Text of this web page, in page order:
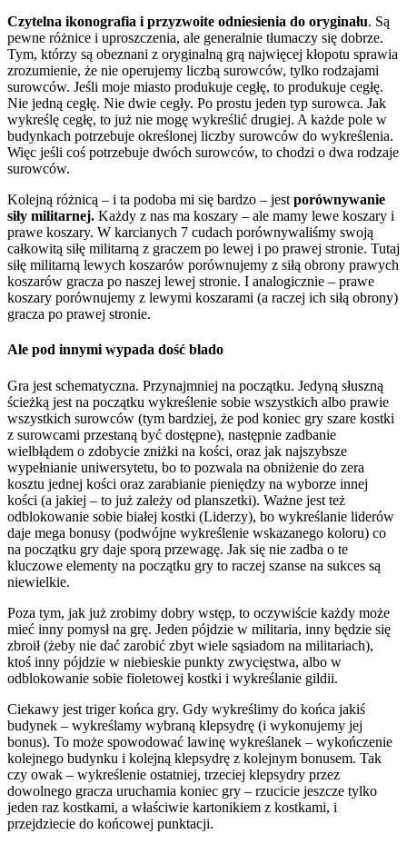
Czytelna ikonografia i przyzwoite odniesienia do oryginału. Są
pewne różnice i uproszczenia, ale generalnie tłumaczy się dobrze.
Tym, którzy są obeznani z oryginalną grą najwięcej kłopotu sprawia
zrozumienie, że nie operujemy liczbą surowców, tylko rodzajami
surowców. Jeśli moje miasto produkuje cegłę, to produkuje cegłę.
Nie jedną cegłę. Nie dwie cegły. Po prostu jeden typ surowca. Jak
wykreślę cegłę, to już nie mogę wykreślić drugiej. A każde pole w
budynkach potrzebuje określonej liczby surowców do wykreślenia.
Więc jeśli coś potrzebuje dwóch surowców, to chodzi o dwa rodzaje
surowców.
Kolejną różnicą – i ta podoba mi się bardzo – jest porównywanie
siły militarnej. Każdy z nas ma koszary – ale mamy lewe koszary i
prawe koszary. W karcianych 7 cudach porównywaliśmy swoją
całkowitą siłę militarną z graczem po lewej i po prawej stronie. Tutaj
siłę militarną lewych koszarów porównujemy z siłą obrony prawych
koszarów gracza po naszej lewej stronie. I analogicznie – prawe
koszary porównujemy z lewymi koszarami (a raczej ich siłą obrony)
gracza po prawej stronie.
Ale pod innymi wypada dość blado
Gra jest schematyczna. Przynajmniej na początku. Jedyną słuszną
ścieżką jest na początku wykreślenie sobie wszystkich albo prawie
wszystkich surowców (tym bardziej, że pod koniec gry szare kostki
z surowcami przestaną być dostępne), następnie zadbanie
wielbłądem o zdobycie zniżki na kości, oraz jak najszybsze
wypełnianie uniwersytetu, bo to pozwala na obniżenie do zera
kosztu jednej kości oraz zarabianie pieniędzy na wyborze innej
kości (a jakiej – to już zależy od planszetki). Ważne jest też
odblokowanie sobie białej kostki (Liderzy), bo wykreślanie liderów
daje mega bonusy (podwójne wykreślenie wskazanego koloru) co
na początku gry daje sporą przewagę. Jak się nie zadba o te
kluczowe elementy na początku gry to raczej szanse na sukces są
niewielkie.
Poza tym, jak już zrobimy dobry wstęp, to oczywiście każdy może
mieć inny pomysł na grę. Jeden pójdzie w militaria, inny będzie się
zbroił (żeby nie dać zarobić zbyt wiele sąsiadom na militariach),
ktoś inny pójdzie w niebieskie punkty zwycięstwa, albo w
odblokowanie sobie fioletowej kostki i wykreślanie gildii.
Ciekawy jest triger końca gry. Gdy wykreślimy do końca jakiś
budynek – wykreślamy wybraną klepsydrę (i wykonujemy jej
bonus). To może spowodować lawinę wykreślanek – wykończenie
kolejnego budynku i kolejną klepsydrę z kolejnym bonusem. Tak
czy owak – wykreślenie ostatniej, trzeciej klepsydry przez
dowolnego gracza uruchamia koniec gry – rzucicie jeszcze tylko
jeden raz kostkami, a właściwie kartonikiem z kostkami, i
przejdziecie do końcowej punktacji.